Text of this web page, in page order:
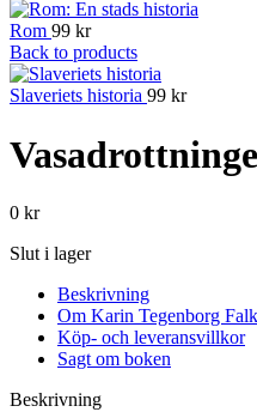
Rom 99 kr
Back to products
Slaveriets historia 99 kr
0 kr
Slut i lager
Beskrivning
Om Karin Tegenborg
Köp- och leveransvillkor
Sagt om boken
Beskrivning